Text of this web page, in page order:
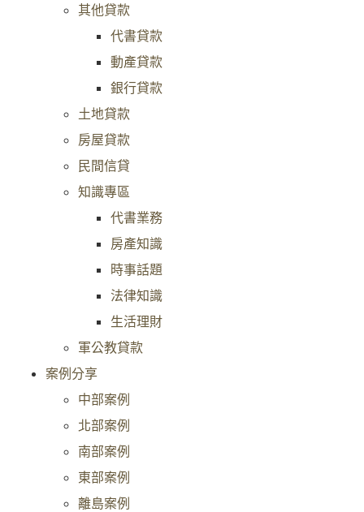
其他貸款
代書貸款
動產貸款
銀行貸款
土地貸款
房屋貸款
民間信貸
知識專區
代書業務
房產知識
時事話題
法律知識
生活理財
軍公教貸款
案例分享
中部案例
北部案例
南部案例
東部案例
離島案例